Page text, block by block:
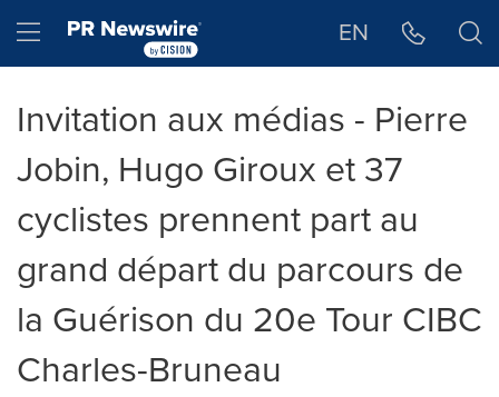
Hamburger menu EN
Invitation aux médias - Pierre
Jobin, Hugo Giroux et 37
cyclistes prennent part au
grand départ du parcours de
la Guérison du 20e Tour CIBC
Charles-Bruneau